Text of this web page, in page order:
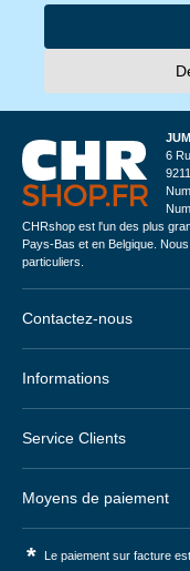
6
CHRshop est l'un des plus
Pays-Bas et en Belgique.
particuliers.
Contactez-nous
Informations
Service Clients
Moyens de paiement
* Le paiement sur facture